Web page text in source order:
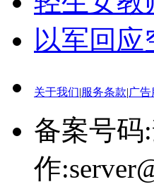
以军回应
关于我们|服务条款|广告
备案号码
作